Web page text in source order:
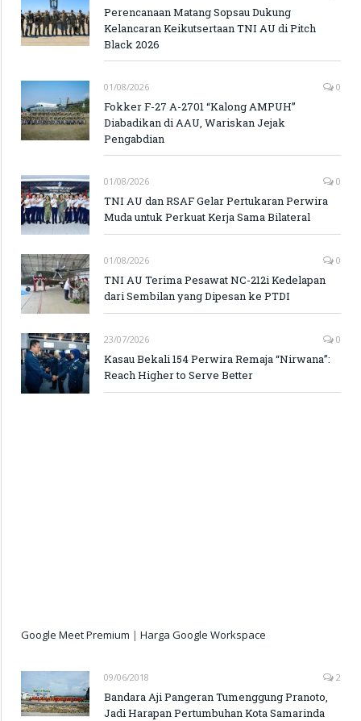
Perencanaan Matang Sopsau Dukung
Kelancaran Keikutsertaan TNI AU di Pitch
Black 2026
01/08/2026 0
Fokker F-27 A-2701 “Kalong AMPUH”
Diabadikan di AAU, Wariskan Jejak
Pengabdian
01/08/2026 0
TNI AU dan RSAF Gelar Pertukaran Perwira
Muda untuk Perkuat Kerja Sama Bilateral
01/08/2026 0
TNI AU Terima Pesawat NC-212i Kedelapan
dari Sembilan yang Dipesan ke PTDI
23/07/2026 0
Kasau Bekali 154 Perwira Remaja “Nirwana”:
Reach Higher to Serve Better
Google Meet Premium | Harga Google Workspace
09/06/2018 2
Bandara Aji Pangeran Tumenggung Pranoto,
Jadi Harapan Pertumbuhan Kota Samarinda